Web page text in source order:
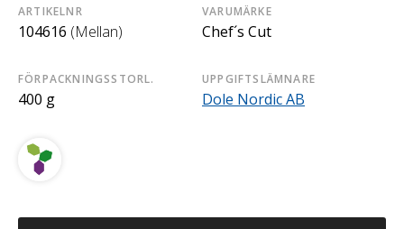
ARTIKELNR
104616 (Mellan)
VARUMÄRKE
Chef´s Cut
FÖRPACKNINGSSTORL.
400 g
UPPGIFTSLÄMNARE
Dole Nordic AB